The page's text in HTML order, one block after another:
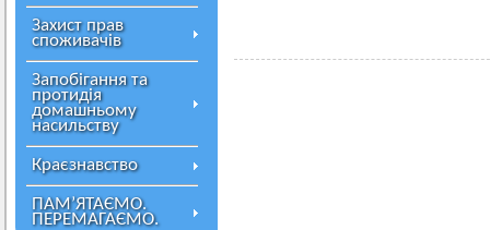
Захист прав
споживачів
Запобігання та
протидія
домашньому
насильству
Краєзнавство
ПАМ’ЯТАЄМО.
ПЕРЕМАГАЄМО.